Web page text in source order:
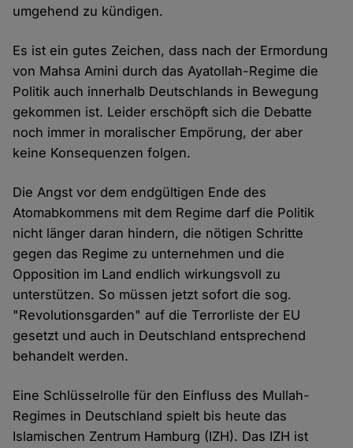
umgehend zu kündigen.
Es ist ein gutes Zeichen, dass nach der Ermordung
von Mahsa Amini durch das Ayatollah-Regime die
Politik auch innerhalb Deutschlands in Bewegung
gekommen ist. Leider erschöpft sich die Debatte
noch immer in moralischer Empörung, der aber
keine Konsequenzen folgen.
Die Angst vor dem endgültigen Ende des
Atomabkommens mit dem Regime darf die Politik
nicht länger daran hindern, die nötigen Schritte
gegen das Regime zu unternehmen und die
Opposition im Land endlich wirkungsvoll zu
unterstützen. So müssen jetzt sofort die sog.
"Revolutionsgarden" auf die Terrorliste der EU
gesetzt und auch in Deutschland entsprechend
behandelt werden.
Eine Schlüsselrolle für den Einfluss des Mullah-
Regimes in Deutschland spielt bis heute das
Islamischen Zentrum Hamburg (IZH). Das IZH ist